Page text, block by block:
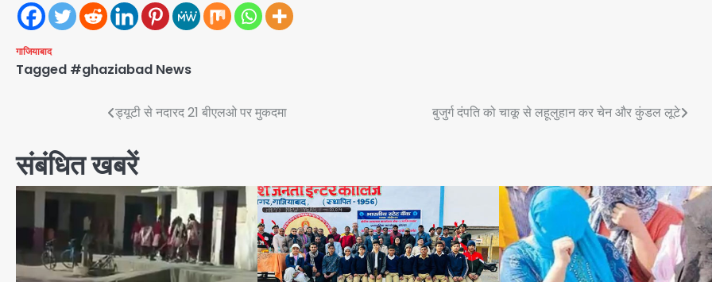
गाजियाबाद
Tagged #ghaziabad News
navigation
ड्यूटी से नदारद 21 बीएलओ पर मुकदमा बुजुर्ग दंपति को चाकू से लहूलुहान कर चेन और कुंडल लूटे
संबंधित खबरें